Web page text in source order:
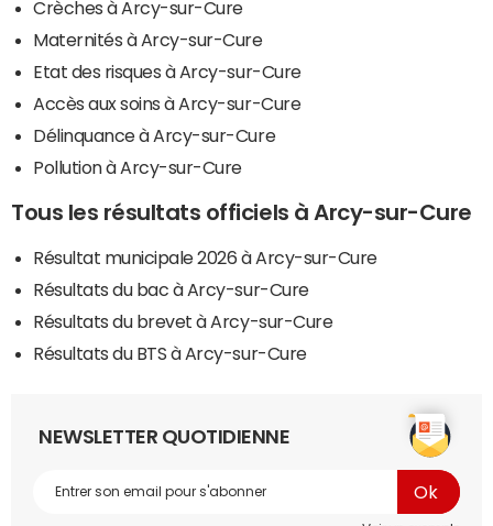
Crèches à Arcy-sur-Cure
Maternités à Arcy-sur-Cure
Etat des risques à Arcy-sur-Cure
Accès aux soins à Arcy-sur-Cure
Délinquance à Arcy-sur-Cure
Pollution à Arcy-sur-Cure
Tous les résultats officiels à Arcy-sur-Cure
Résultat municipale 2026 à Arcy-sur-Cure
Résultats du bac à Arcy-sur-Cure
Résultats du brevet à Arcy-sur-Cure
Résultats du BTS à Arcy-sur-Cure
NEWSLETTER QUOTIDIENNE